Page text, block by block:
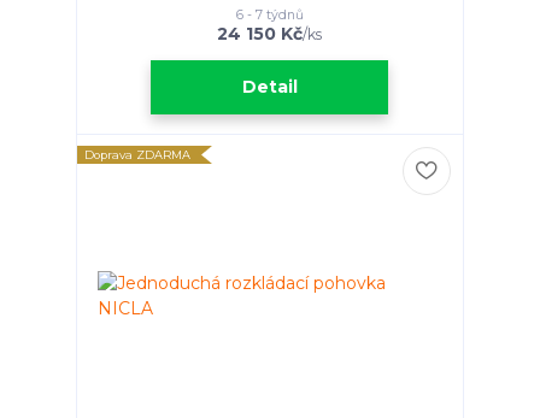
24 150 Kč/ks
6 - 7 týdnů
Detail
Doprava ZDARMA